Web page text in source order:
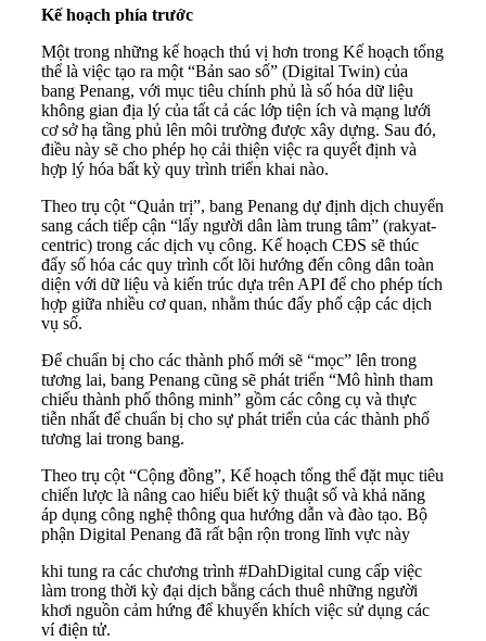
Kế hoạch phía trước
Một trong những kế hoạch thú vị hơn trong Kế hoạch tổng
thể là việc tạo ra một “Bản sao số” (Digital Twin) của
bang Penang, với mục tiêu chính phủ là số hóa dữ liệu
không gian địa lý của tất cả các lớp tiện ích và mạng lưới
cơ sở hạ tầng phủ lên môi trường được xây dựng. Sau đó,
điều này sẽ cho phép họ cải thiện việc ra quyết định và
hợp lý hóa bất kỳ quy trình triển khai nào.
Theo trụ cột “Quản trị”, bang Penang dự định dịch chuyển
sang cách tiếp cận “lấy người dân làm trung tâm” (rakyat-
centric) trong các dịch vụ công. Kế hoạch CĐS sẽ thúc
đẩy số hóa các quy trình cốt lõi hướng đến công dân toàn
diện với dữ liệu và kiến trúc dựa trên API để cho phép tích
hợp giữa nhiều cơ quan, nhằm thúc đẩy phổ cập các dịch
vụ số.
Để chuẩn bị cho các thành phố mới sẽ “mọc” lên trong
tương lai, bang Penang cũng sẽ phát triển “Mô hình tham
chiếu thành phố thông minh” gồm các công cụ và thực
tiễn nhất để chuẩn bị cho sự phát triển của các thành phố
tương lai trong bang.
Theo trụ cột “Cộng đồng”, Kế hoạch tổng thể đặt mục tiêu
chiến lược là nâng cao hiểu biết kỹ thuật số và khả năng
áp dụng công nghệ thông qua hướng dẫn và đào tạo. Bộ
phận Digital Penang đã rất bận rộn trong lĩnh vực này
khi tung ra các chương trình #DahDigital cung cấp việc
làm trong thời kỳ đại dịch bằng cách thuê những người
khơi nguồn cảm hứng để khuyến khích việc sử dụng các
ví điện tử.